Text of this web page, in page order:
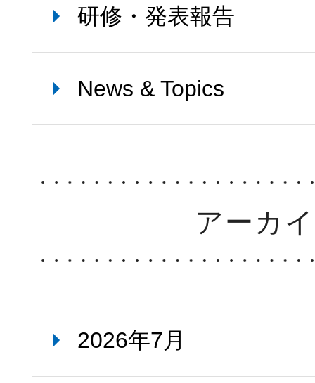
研修・発表報告
News & Topics
アーカ
2026年7月